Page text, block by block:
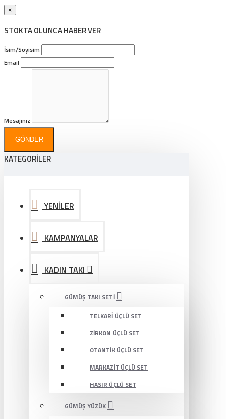
×
STOKTA OLUNCA HABER VER
İsim/Soyisim
Email
Mesajınız
GÖNDER
KATEGORİLER
YENİLER
KAMPANYALAR
KADIN TAKI
GÜMÜŞ TAKI SETI
TELKARI ÜÇLÜ SET
ZIRKON ÜÇLÜ SET
OTANTIK ÜÇLÜ SET
MARKAZIT ÜÇLÜ SET
HASIR ÜÇLÜ SET
GÜMÜŞ YÜZÜK